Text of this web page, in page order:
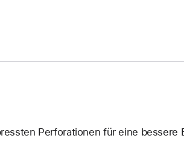
Perforationen für eine bessere